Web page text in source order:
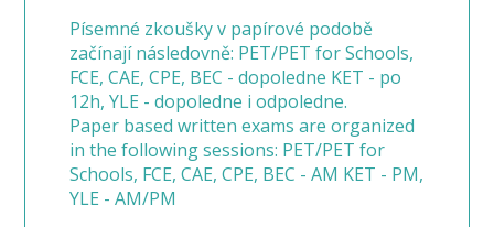
Písemné zkoušky v papírové podobě
začínají následovně: PET/PET for Schools,
FCE, CAE, CPE, BEC - dopoledne KET - po
12h, YLE - dopoledne i odpoledne.
Paper based written exams are organized
in the following sessions: PET/PET for
Schools, FCE, CAE, CPE, BEC - AM KET - PM,
YLE - AM/PM